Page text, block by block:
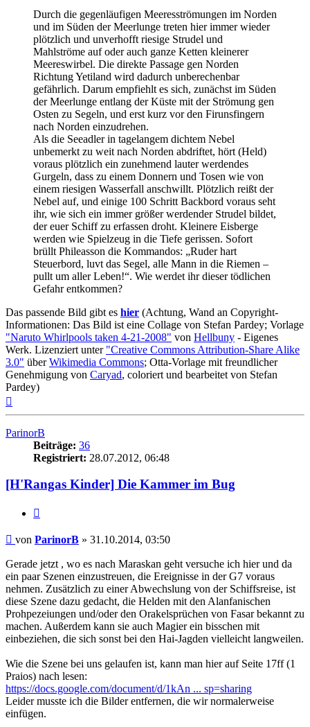
Durch die gegenläufigen Meeresströmungen im Norden
und im Süden der Meerlunge treten hier immer wieder
plötzlich und unverhofft riesige Strudel und
Mahlströme auf oder auch ganze Ketten kleinerer
Meereswirbel. Die direkte Passage gen Norden
Richtung Yetiland wird dadurch unberechenbar
gefährlich. Darum empfiehlt es sich, zunächst im Süden
der Meerlunge entlang der Küste mit der Strömung gen
Osten zu Segeln, und erst kurz vor den Firunsfingern
nach Norden einzudrehen.
Als die Seeadler in tagelangem dichtem Nebel
unbemerkt zu weit nach Norden abdriftet, hört (Held)
voraus plötzlich ein zunehmend lauter werdendes
Gurgeln, dass zu einem Donnern und Tosen wie von
einem riesigen Wasserfall anschwillt. Plötzlich reißt der
Nebel auf, und einige 100 Schritt Backbord voraus seht
ihr, wie sich ein immer größer werdender Strudel bildet,
der euer Schiff zu erfassen droht. Kleinere Eisberge
werden wie Spielzeug in die Tiefe gerissen. Sofort
brüllt Phileasson die Kommandos: „Ruder hart
Steuerbord, luvt das Segel, alle Mann in die Riemen –
pullt um aller Leben!“. Wie werdet ihr dieser tödlichen
Gefahr entkommen?
Das passende Bild gibt es hier (Achtung, Wand an Copyright-
Informationen: Das Bild ist eine Collage von Stefan Pardey; Vorlage
"Naruto Whirlpools taken 4-21-2008" von Hellbuny - Eigenes
Werk. Lizenziert unter "Creative Commons Attribution-Share Alike
3.0" überWikimedia Commons; Otta-Vorlage mit freundlicher
Genehmigung von Caryad, coloriert und bearbeitet von Stefan
Pardey)
ParinorB
Beiträge: 36
Registriert: 28.07.2012, 06:48
[H'Rangas Kinder] Die Kammer im Bug
Beitrag
von ParinorB » 31.10.2014, 03:50
Gerade jetzt , wo es nach Maraskan geht versuche ich hier und da
ein paar Szenen einzustreuen, die Ereignisse in der G7 voraus
nehmen. Zusätzlich zu einer Abwechslung von der Schiffsreise, ist
diese Szene dazu gedacht, die Helden mit den Alanfanischen
Prohpezeiungen und/oder den Orakelsprüchen von Fasar bekannt zu
machen. Außerdem kann sie auch Magier ein bisschen mit
einbeziehen, die sich sonst bei den Hai-Jagden vielleicht langweilen.
Wie die Szene bei uns gelaufen ist, kann man hier auf Seite 17ff (1
Praios) nach lesen:
https://docs.google.com/document/d/1kAn ... sp=sharing
Leider musste ich die Bilder entfernen, die wir normalerweise
einfügen.